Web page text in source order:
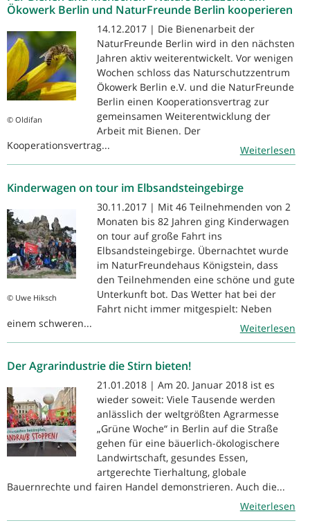
Ökowerk Berlin und NaturFreunde Berlin kooperieren
© Oldifan
14.12.2017 | Die Bienenarbeit der
NaturFreunde Berlin wird in den nächsten
Jahren aktiv weiterentwickelt. Vor wenigen
Wochen schloss das Naturschutzzentrum
Ökowerk Berlin e.V. und die NaturFreunde
Berlin einen Kooperationsvertrag zur
gemeinsamen Weiterentwicklung der
Arbeit mit Bienen. Der
Kooperationsvertrag...
Weiterlesen
Kinderwagen on tour im Elbsandsteingebirge
© Uwe Hiksch
30.11.2017 | Mit 46 Teilnehmenden von 2
Monaten bis 82 Jahren ging Kinderwagen
on tour auf große Fahrt ins
Elbsandsteingebirge. Übernachtet wurde
im NaturFreundehaus Königstein, dass
den Teilnehmenden eine schöne und gute
Unterkunft bot. Das Wetter hat bei der
Fahrt nicht immer mitgespielt: Neben
einem schweren...
Weiterlesen
Der Agrarindustrie die Stirn bieten!
21.01.2018 | Am 20. Januar 2018 ist es
wieder soweit: Viele Tausende werden
anlässlich der weltgrößten Agrarmesse
„Grüne Woche“ in Berlin auf die Straße
gehen für eine bäuerlich-ökologischere
Landwirtschaft, gesundes Essen,
artgerechte Tierhaltung, globale
Bauernrechte und fairen Handel demonstrieren. Auch die...
Weiterlesen